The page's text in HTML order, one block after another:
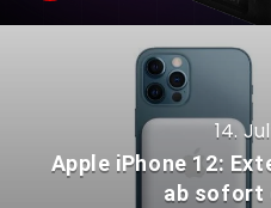
14.
Apple iPhone 12:
ab sofort